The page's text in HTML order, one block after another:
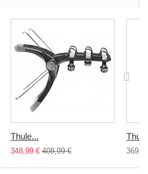
Thule...
348,99 € 408,99 €